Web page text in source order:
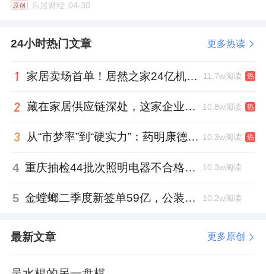
原创 乐居财经 04-30
24小时热门文章 更多热读
家居卖场首单！居然之家24亿机构间REITs获深交所无异议函 11.7w阅读 热
藏在家居供应链深处，这家企业正在悄悄转型 10.8w阅读 热
从“市梦率”到“硬实力”：药明康德如何用业绩填平2021年估值鸿沟？ 10.3w阅读 热
4 重庆抽检44批次照明电器不合格，木林森全资子公司被点名 10.3w阅读
5 金螳螂二季度新签单59亿，公装业务贡献逾八成 10.2w阅读
最新文章 更多原创